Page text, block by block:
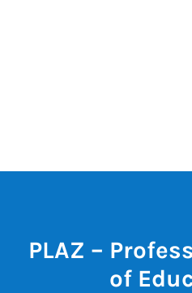
PLAZ –
of